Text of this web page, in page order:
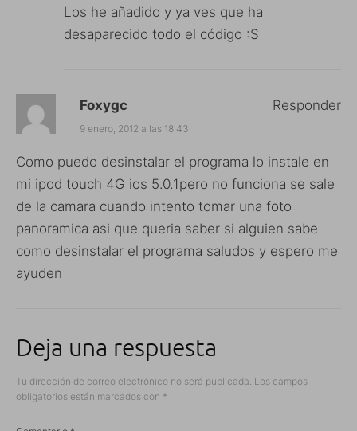
Los he añadido y ya ves que ha
desaparecido todo el código :S
Foxygc
9 enero, 2012 a las 18:43
Como puedo desinstalar el programa lo instale en
mi ipod touch 4G ios 5.0.1pero no funciona se sale
de la camara cuando intento tomar una foto
panoramica asi que queria saber si alguien sabe
como desinstalar el programa saludos y espero me
ayuden
Responder
Deja una respuesta
Tu dirección de correo electrónico no será publicada. Los campos
obligatorios están marcados con *